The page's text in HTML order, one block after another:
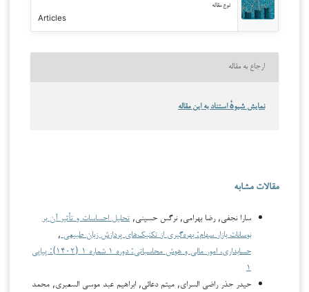
نوع مقاله
Articles
ارجاع به مقاله
نمایش شیوهٔ استناد به این مقاله
مقالات مشابه
سارا نجفی, رضا بهرامی, نرگس حسینی, تحلیل احساسات و تأثیر آن بر
نوسانات بازار سهام: بهره‌گیری از تکنیک‌های پردازش زبان طبیعی ,
حسابداری، امور مالی و هوش محاسباتی: دوره ۱ شماره ۱ (۱۴۰۲): پیاپی
۱
حیدر حذر راضی السرای, میثم دعائی, ابراهیم عبد موسی السعبرى, محمد